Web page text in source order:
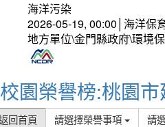
海洋污染
2026-05-19, 00:00│海洋保
地方單位\金門縣政府\環境
校園榮譽榜:桃園
回首頁 請選擇榮譽事項 請